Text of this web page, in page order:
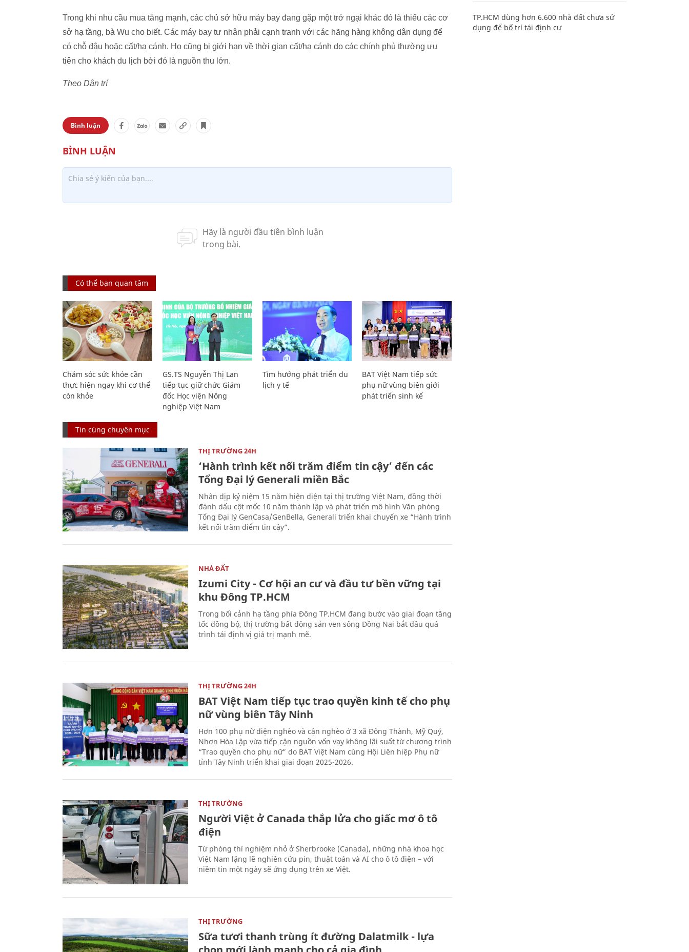
Trong khi nhu cầu mua tăng mạnh, các chủ sở hữu máy bay đang gặp một trở ngại khác đó là thiếu các cơ
sở hạ tầng, bà Wu cho biết. Các máy bay tư nhân phải cạnh tranh với các hãng hàng không dân dụng để
có chỗ đậu hoặc cất/hạ cánh. Họ cũng bị giới hạn về thời gian cất/hạ cánh do các chính phủ thường ưu
tiên cho khách du lịch bởi đó là nguồn thu lớn.
Theo Dân trí
Bình luận
Có thể bạn quan tâm
Chăm sóc sức khỏe cần
thực hiện ngay khi cơ thể
còn khỏe
GS.TS Nguyễn Thị Lan
tiếp tục giữ chức Giám
đốc Học viện Nông
nghiệp Việt Nam
Tìm hướng phát triển du
lịch y tế
BAT Việt Nam tiếp sức
phụ nữ vùng biên giới
phát triển sinh kế
Tin cùng chuyên mục
THỊ TRƯỜNG 24H
‘Hành trình kết nối trăm điểm tin cậy’ đến các
Tổng Đại lý Generali miền Bắc
Nhân dịp kỷ niệm 15 năm hiện diện tại thị trường Việt Nam, đồng thời
đánh dấu cột mốc 10 năm thành lập và phát triển mô hình Văn phòng
Tổng Đại lý GenCasa/GenBella, Generali triển khai chuyến xe “Hành trình
kết nối trăm điểm tin cậy”.
NHÀ ĐẤT
Izumi City - Cơ hội an cư và đầu tư bền vững tại
khu Đông TP.HCM
Trong bối cảnh hạ tầng phía Đông TP.HCM đang bước vào giai đoạn tăng
tốc đồng bộ, thị trường bất động sản ven sông Đồng Nai bắt đầu quá
trình tái định vị giá trị mạnh mẽ.
THỊ TRƯỜNG 24H
BAT Việt Nam tiếp tục trao quyền kinh tế cho phụ
nữ vùng biên Tây Ninh
Hơn 100 phụ nữ diện nghèo và cận nghèo ở 3 xã Đông Thành, Mỹ Quý,
Nhơn Hòa Lập vừa tiếp cận nguồn vốn vay không lãi suất từ chương trình
“Trao quyền cho phụ nữ” do BAT Việt Nam cùng Hội Liên hiệp Phụ nữ
tỉnh Tây Ninh triển khai giai đoạn 2025-2026.
THỊ TRƯỜNG
Người Việt ở Canada thắp lửa cho giấc mơ ô tô
điện
Từ phòng thí nghiệm nhỏ ở Sherbrooke (Canada), những nhà khoa học
Việt Nam lặng lẽ nghiên cứu pin, thuật toán và AI cho ô tô điện – với
niềm tin một ngày sẽ ứng dụng trên xe Việt.
THỊ TRƯỜNG
Sữa tươi thanh trùng ít đường Dalatmilk - lựa
TP.HCM dùng hơn 6.600 nhà đất chưa sử
dụng để bố trí tái định cư